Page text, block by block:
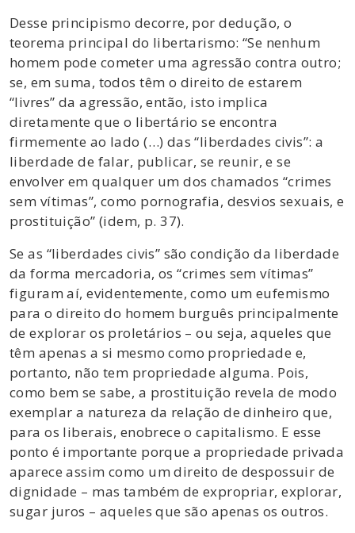
Desse principismo decorre, por dedução, o
teorema principal do libertarismo: “Se nenhum
homem pode cometer uma agressão contra outro;
se, em suma, todos têm o direito de estarem
“livres” da agressão, então, isto implica
diretamente que o libertário se encontra
firmemente ao lado (…) das “liberdades civis”: a
liberdade de falar, publicar, se reunir, e se
envolver em qualquer um dos chamados “crimes
sem vítimas”, como pornografia, desvios sexuais, e
prostituição” (idem, p. 37).
Se as “liberdades civis” são condição da liberdade
da forma mercadoria, os “crimes sem vítimas”
figuram aí, evidentemente, como um eufemismo
para o direito do homem burguês principalmente
de explorar os proletários – ou seja, aqueles que
têm apenas a si mesmo como propriedade e,
portanto, não tem propriedade alguma. Pois,
como bem se sabe, a prostituição revela de modo
exemplar a natureza da relação de dinheiro que,
para os liberais, enobrece o capitalismo. E esse
ponto é importante porque a propriedade privada
aparece assim como um direito de despossuir de
dignidade – mas também de expropriar, explorar,
sugar juros – aqueles que são apenas os outros.